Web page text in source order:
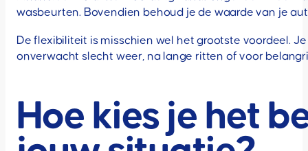
wasbeurten. Bovendien behoud je de waarde van je
De flexibiliteit is misschien wel het grootste voordeel.
onverwacht slecht weer, na lange ritten of voor
Hoe kies je het